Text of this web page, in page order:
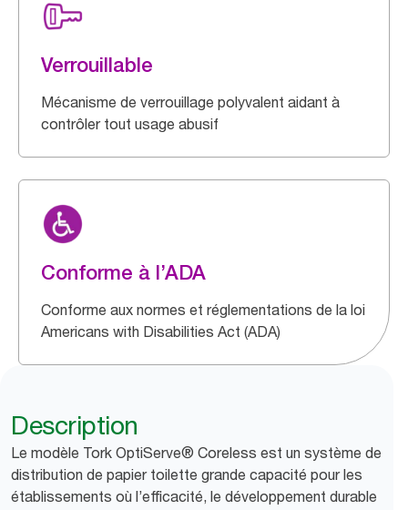
Verrouillable
Mécanisme de verrouillage polyvalent aidant à
contrôler tout usage abusif
Conforme à l’ADA
Conforme aux normes et réglementations de la loi
Americans with Disabilities Act (ADA)
Description
Le modèle Tork OptiServe® Coreless est un système de
distribution de papier toilette grande capacité pour les
établissements où l’efficacité, le développement durable